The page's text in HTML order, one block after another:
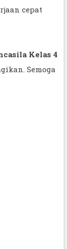
cepat
Kelas 4
Semoga